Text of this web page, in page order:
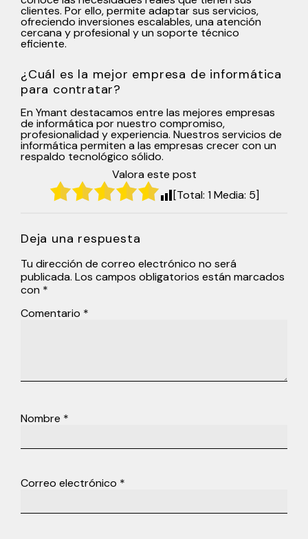
clientes. Por ello, permite adaptar sus servicios,
ofreciendo inversiones escalables, una atención
cercana y profesional y un soporte técnico
eficiente.
¿Cuál es la mejor empresa de informática
para contratar?
En Ymant destacamos entre las mejores empresas
de informática por nuestro compromiso,
profesionalidad y experiencia. Nuestros servicios de
informática permiten a las empresas crecer con un
respaldo tecnológico sólido.
Valora este post
[Total: 1 Media: 5]
Deja una respuesta
Tu dirección de correo electrónico no será
publicada. Los campos obligatorios están marcados
con *
Comentario *
Nombre *
Correo electrónico *